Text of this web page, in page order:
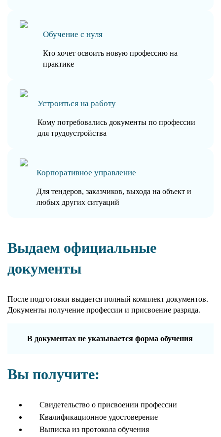
Обучение с нуля
Кто хочет освоить новую профессию на
практике
Устроиться на работу
Кому потребовались документы по профессии
для трудоустройства
Корпоративное управление
Для тендеров, заказчиков, выхода на объект и
любых других ситуаций
Выдаем официальные
документы
После подготовки выдается полный комплект документов.
Документы получение профессии и присвоение разряда.
В документах не указывается форма обучения
Вы получите:
Свидетельство о присвоении профессии
Квалификационное удостоверение
Выписка из протокола обучения